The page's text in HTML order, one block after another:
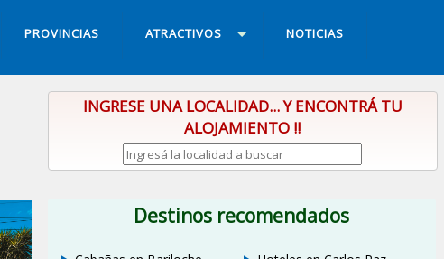
PROVINCIAS ATRACTIVOS NOTICIAS
INGRESE UNA LOCALIDAD... Y ENCONTRÁ TU
ALOJAMIENTO !!
Destinos recomendados